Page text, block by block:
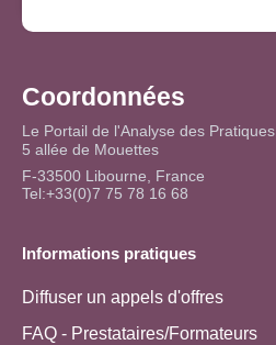
Coordonnées
Le Portail de l'Analyse des Pratiques
5 allée de Mouettes
F-33500 Libourne, France
Tel:+33(0)7 75 78 16 68
Informations pratiques
Diffuser un appels d'offres
FAQ - Prestataires/Formateurs